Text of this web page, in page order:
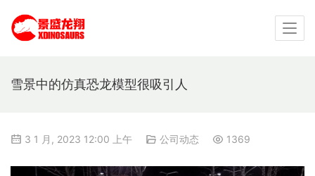
雪景中的仿真恐龙模型很吸引人
3 1 月, 2023 12:00 上午 公司动态 1369